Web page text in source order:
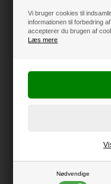
Vi bruger cookies til
informationen til forbedring
accepterer du brugen af
Læs mere
Nødvendige
Varen er på